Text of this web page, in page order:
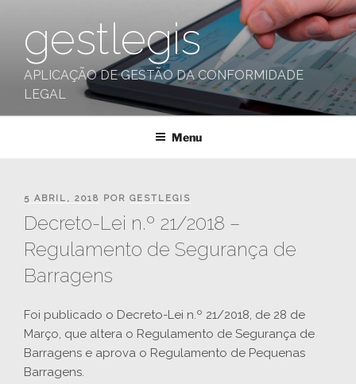
conteúdo
gestlegis
APLICAÇÃO DE GESTÃO DA CONFORMIDADE
LEGAL
Menu
PUBLICADO
EM
5 ABRIL, 2018 POR GESTLEGIS
Decreto-Lei n.º 21/2018 –
Regulamento de Segurança de
Barragens
Foi publicado o Decreto-Lei n.º 21/2018, de 28 de
Março, que altera o Regulamento de Segurança de
Barragens e aprova o Regulamento de Pequenas
Barragens.